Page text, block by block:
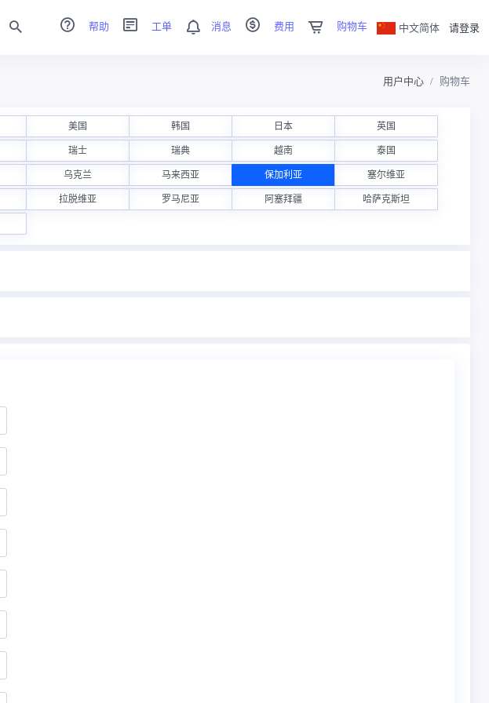
帮助 工单 消息 费用 购物车 中文简体 请登录
用户中心 购物车
美国 韩国 日本 英国
瑞士 瑞典 越南 泰国
乌克兰 马来西亚 保加利亚 塞尔维亚
拉脱维亚 罗马尼亚 阿塞拜疆 哈萨克斯坦